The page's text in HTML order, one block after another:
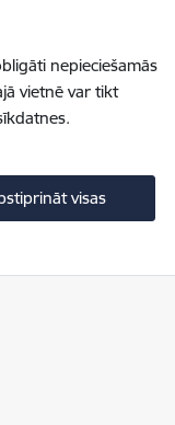
nepieciešamās
vietnē var tikt
visas